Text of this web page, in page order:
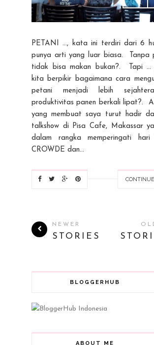
PETANI ..., kata ini terdiri dari 6
punya arti yang luar biasa. Tanpa
tidak bisa makan bukan?. Tapi ...
kita berpikir bagaimana cara
petani menjadi lebih
produktivitas panen berkali lipat?.
yang membuat saya turut hadir
talkshow di Pisa Cafe, Makassar
dalam rangka memperingati hari
CROWDE dan...
NEWER
STORIES
BLOGGERHUB
ABOUT ME